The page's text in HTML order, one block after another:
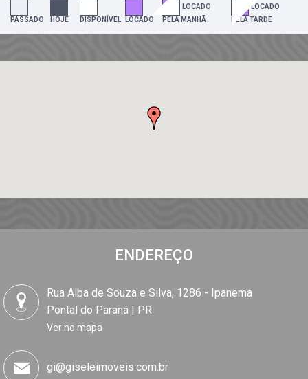
PASSADO HOJE DISPONÍVEL LOCADO
LOCADO
PELA MANHÃ
LOCADO
PELA TARDE
ENDEREÇO
Rua Alba de Souza e Silva, 1286 - Ipanema
Pontal do Paraná | PR
Ver no mapa
gi@giseleimoveis.com.br